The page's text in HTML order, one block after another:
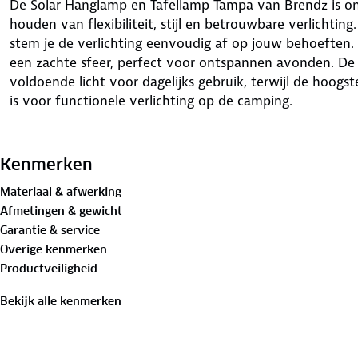
De Solar Hanglamp en Tafellamp Tampa van Brendz is
houden van flexibiliteit, stijl en betrouwbare
stem je de verlichting eenvoudig af op jouw
een zachte sfeer, perfect voor ontspannen avonden.
voldoende licht voor dagelijks gebruik, terwijl de
is voor functionele verlichting op de camping.
de middelste en 4 uur in de hoogste stand. Hierdoor
Tampa is voorzien van een efficiënt zonnepaneel dat
zonnige omstandigheden. Voor extra gemak beschikt de
waarmee je hem binnen 4,5 uur volledig kunt opladen
betrouwbare lichtbron bij de hand, ongeacht het weer of
Met zijn robuuste gepoedercoate aluminium behuizing
Kenmerken
Materiaal & afwerking
Afmetingen & gewicht
Garantie & service
Overige kenmerken
Productveiligheid
Bekijk alle kenmerken